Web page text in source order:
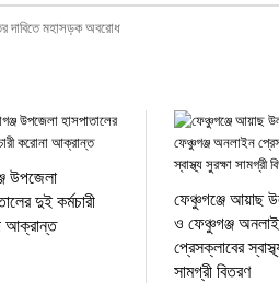
দাবিতে মহাসড়ক অবরোধ
উপজেলা
দুই কর্মচারী
আক্রান্ত
ফেঞ্চুগঞ্জে আয়াছ
ও ফেঞ্চুগঞ্জ
প্রেসক্লাবের
সামগ্রী বিতরণ